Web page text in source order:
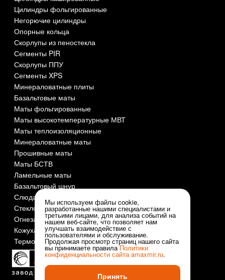
Цилиндры фольгированные
Негорючие цилиндры
Опорные кольца
Скорлупы из пеностекла
Сегменты PIR
Скорлупы ППУ
Сегменты XPS
Минераловатные плиты
Базальтовые маты
Маты фольгированные
Маты высокотемпературные МВТ
Маты теплоизоляционные
Минераловатные маты
Прошивные маты
Маты БСТВ
Ламельные маты
Базальтовый шнур
Слюда СМОГ
Стеклоткань
Огнезащита и огнеупоры
Кожуха оцинкованные
Термочехлы
Мы используем файлы cookie,
разработанные нашими специалистами и
третьими лицами, для анализа событий на
нашем веб-сайте, что позволяет нам
улучшать взаимодействие с
пользователями и обслуживание.
Продолжая просмотр страниц нашего сайта
вы принимаете правилаПолитики
конфиденциальности сайта amaxmir.ru.
Принять